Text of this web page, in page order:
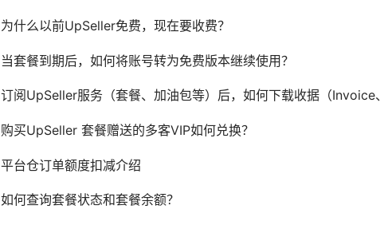
为什么以前UpSeller免费，现在要收费？
当套餐到期后，如何将账号转为免费版本继续使用？
订阅UpSeller服务（套餐、加油包等）后，如何下载收据（Invoice
购买UpSeller 套餐赠送的多客VIP如何兑换？
平台仓订单额度扣减介绍
如何查询套餐状态和套餐余额？